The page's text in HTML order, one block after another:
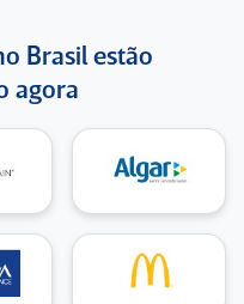
Brasil estão
agora